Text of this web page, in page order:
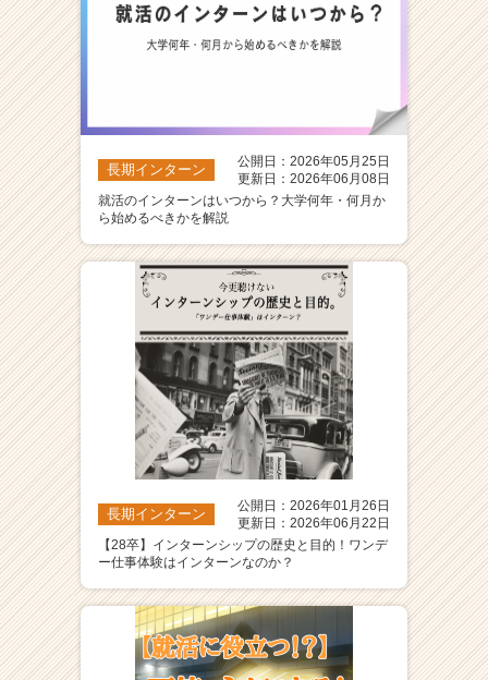
長期インターン
公開日：2026年05月25日
更新日：2026年06月08日
就活のインターンはいつから？大学何年・何月か
ら始めるべきかを解説
長期インターン
公開日：2026年01月26日
更新日：2026年06月22日
【28卒】インターンシップの歴史と目的！ワンデ
ー仕事体験はインターンなのか？